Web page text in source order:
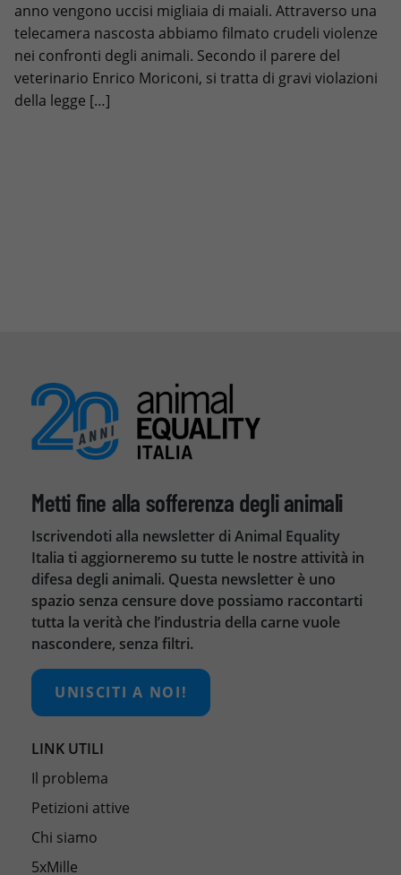
anno vengono uccisi migliaia di maiali. Attraverso una
telecamera nascosta abbiamo filmato crudeli violenze
nei confronti degli animali. Secondo il parere del
veterinario Enrico Moriconi, si tratta di gravi violazioni
della legge […]
Metti fine alla sofferenza degli animali
Iscrivendoti alla newsletter di Animal Equality
Italia ti aggiorneremo su tutte le nostre attività in
difesa degli animali. Questa newsletter è uno
spazio senza censure dove possiamo raccontarti
tutta la verità che l’industria della carne vuole
nascondere, senza filtri.
UNISCITI A NOI!
LINK UTILI
Il problema
Petizioni attive
Chi siamo
5xMille